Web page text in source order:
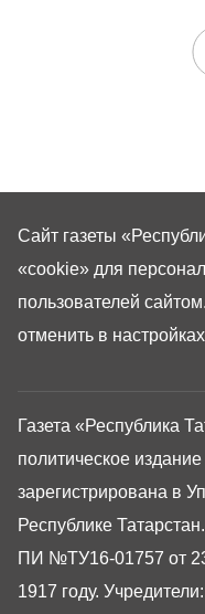
Газета «Республика
политическое
зарегистрирована в
Республике
ПИ №ТУ16-01757 от 23
1917 году.
Сайт газеты
«cookie» для
пользователей
отменить в